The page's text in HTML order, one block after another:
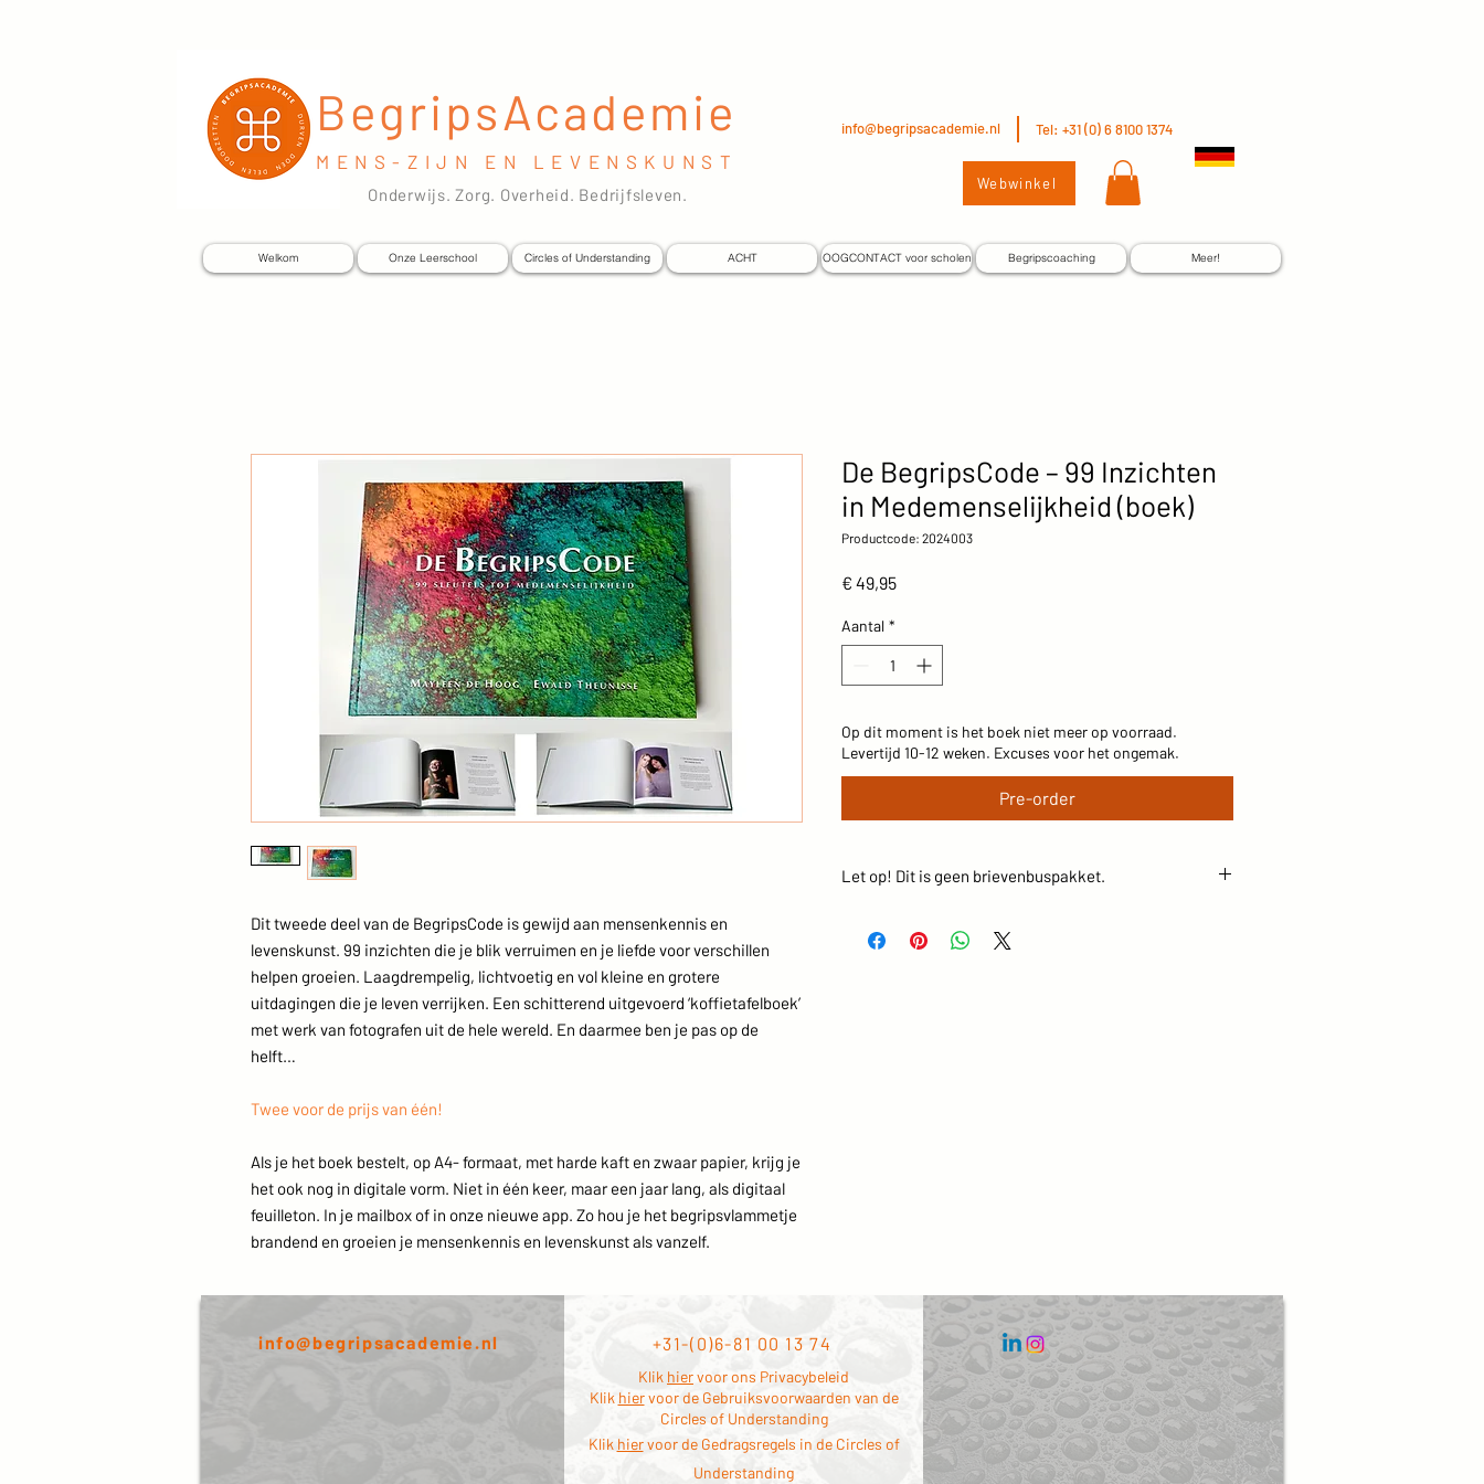
BegripsAcademie
MENS-ZIJN EN LEVENSKUNST
Onderwijs. Zorg. Overheid. Bedrijfsleven.
info@begripsacademie.nl Tel: +31 (0) 6 8100 1374
Webwinkel
Welkom Onze Leerschool Circles of Understanding ACHT OOGCONTACT voor scholen Begripscoaching Meer!
Dit tweede deel van de BegripsCode is gewijd aan mensenkennis en
levenskunst. 99 inzichten die je blik verruimen en je liefde voor verschillen
helpen groeien. Laagdrempelig, lichtvoetig en vol kleine en grotere
uitdagingen die je leven verrijken. Een schitterend uitgevoerd ‘koffietafelboek’
met werk van fotografen uit de hele wereld. En daarmee ben je pas op de
helft…
Twee voor de prijs van één!
Als je het boek bestelt, op A4- formaat, met harde kaft en zwaar papier, krijg je
het ook nog in digitale vorm. Niet in één keer, maar een jaar lang, als digitaal
feuilleton. In je mailbox of in onze nieuwe app. Zo hou je het begripsvlammetje
brandend en groeien je mensenkennis en levenskunst als vanzelf.
De BegripsCode – 99 Inzichten
in Medemenselijkheid (boek)
Productcode: 2024003
€ 49,95Prijs
Aantal *
Op dit moment is het boek niet meer op voorraad.
Levertijd 10-12 weken. Excuses voor het ongemak.
Pre-order
Let op! Dit is geen brievenbuspakket.
brievenbus past. Kies daarom bij verzendopties:
info@begripsacademie.nl +31-(0)6-81 00 13 74
Klik hiervoor ons Privacybeleid
Klik hiervoor de Gebruiksvoorwaarden van de
Circles of Understanding
Klik hiervoor de Gedragsregels in de Circles of
Understanding